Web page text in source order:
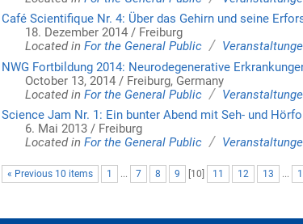
Café Scientifique Nr. 4: Über das Gehirn und seine
18. Dezember 2014 / Freiburg
Located inFor the General Public /
NWG Fortbildung 2014: Neurodegenerative
October 13, 2014 / Freiburg, Germany
Located inFor the General Public /
Science Jam Nr. 1: Ein bunter Abend mit Seh- und
6. Mai 2013 / Freiburg
Located inFor the General Public /
« Previous 10 items 1 ... 7 8 9 10 11 12 13 ...